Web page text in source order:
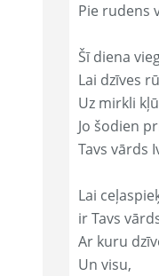
Pie rudens
Šī diena
Lai dzīves
Uz mirkli
Jo šodien
Tavs vārds
Lai
ir Tavs
Ar kuru
Un visu,